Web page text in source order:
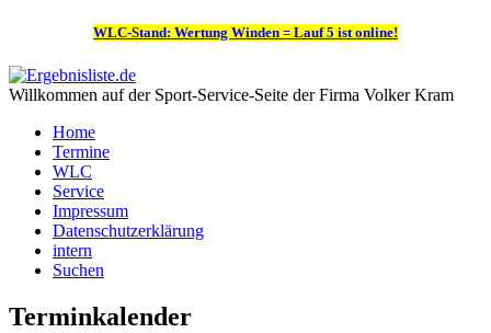
WLC-Stand: Wertung Winden = Lauf 5 ist online!
Willkommen auf der Sport-Service-Seite der Firma Volker Kram
Home
Termine
WLC
Service
Impressum
Datenschutzerklärung
intern
Suchen
Terminkalender